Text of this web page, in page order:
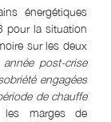
énergétiques
pour la situation
sur les deux
année post-crise
engagées
de chauffe
les marges de